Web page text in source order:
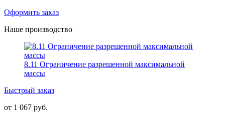
Оформить заказ
Наше производство
8.11 Ограничение разрешенной максимальной
массы
Быстрый заказ
от 1 067 руб.